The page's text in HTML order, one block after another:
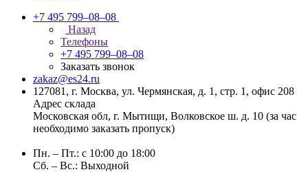
+7 495 799–08–08
Назад
Телефоны
+7 495 799–08–08
Заказать звонок
zakaz@es24.ru
127081, г. Москва, ул. Чермянская, д. 1, стр. 1, офис 208
Адрес склада
Московская обл, г. Мытищи, Волковское ш. д. 10 (за час
необходимо заказать пропуск)
Пн. – Пт.: с 10:00 до 18:00
Сб. – Вс.: Выходной